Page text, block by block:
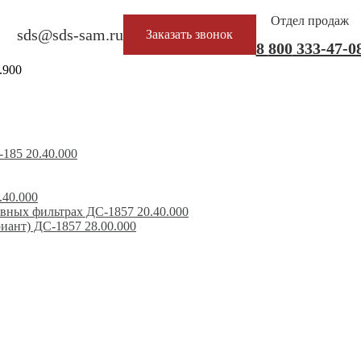
sds@sds-sam.ru Заказать звонок
Отдел продаж
8 800333-47-
20.40.000
фильтрах ДС-1857 20.40.000
ДС-1857 28.00.000